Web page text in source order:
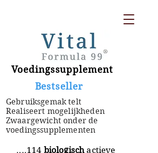
Voedingssupplement
​ Bestseller
Gebruiksgemak telt
Realiseert mogelijkheden
Zwaargewicht onder de
voedingssupplementen
....114 biologischactieve